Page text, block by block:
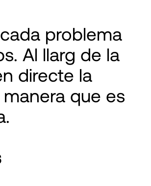
problema
Al llarg de la
directe la
que es